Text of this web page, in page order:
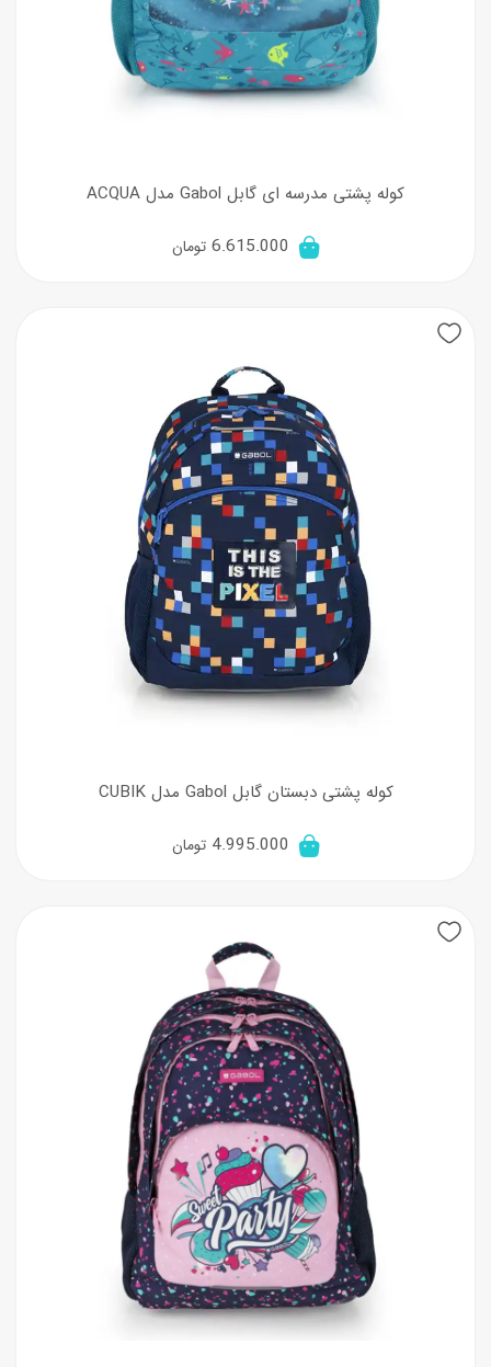
کوله پشتی مدرسه ای گابل Gabol مدل ACQUA
6.615.000 تومان
کوله پشتی دبستان گابل Gabol مدل CUBIK
4.995.000 تومان